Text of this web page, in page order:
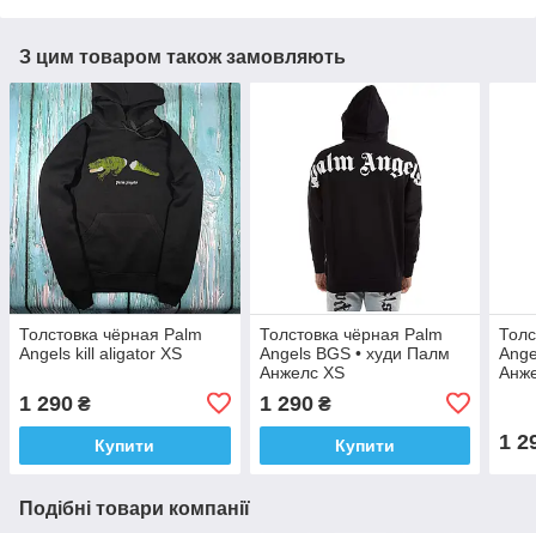
З цим товаром також замовляють
Толстовка чёрная Palm
Angels kill aligator XS
1 290 ₴
Купити
Толстовка чёрная Palm
Angels BGS • худи Палм
Анжелс XS
1 290₴
Купити 1
Подібні товари компанії